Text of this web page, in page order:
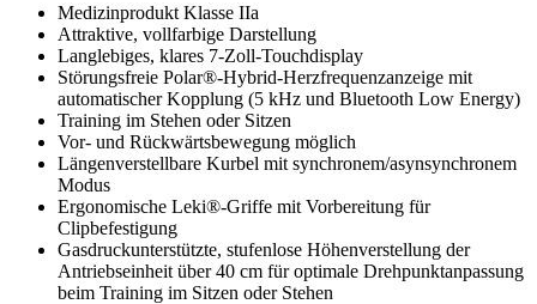
Medizinprodukt Klasse IIa
Attraktive, vollfarbige Darstellung
Langlebiges, klares 7-Zoll-Touchdisplay
Störungsfreie Polar®-Hybrid-Herzfrequenzanzeige mit
automatischer Kopplung (5 kHz und Bluetooth Low Energy)
Training im Stehen oder Sitzen
Vor- und Rückwärtsbewegung möglich
Längenverstellbare Kurbel mit synchronem/asynsynchronem
Modus
Ergonomische Leki®-Griffe mit Vorbereitung für
Clipbefestigung
Gasdruckunterstützte, stufenlose Höhenverstellung der
Antriebseinheit über 40 cm für optimale Drehpunktanpassung
beim Training im Sitzen oder Stehen